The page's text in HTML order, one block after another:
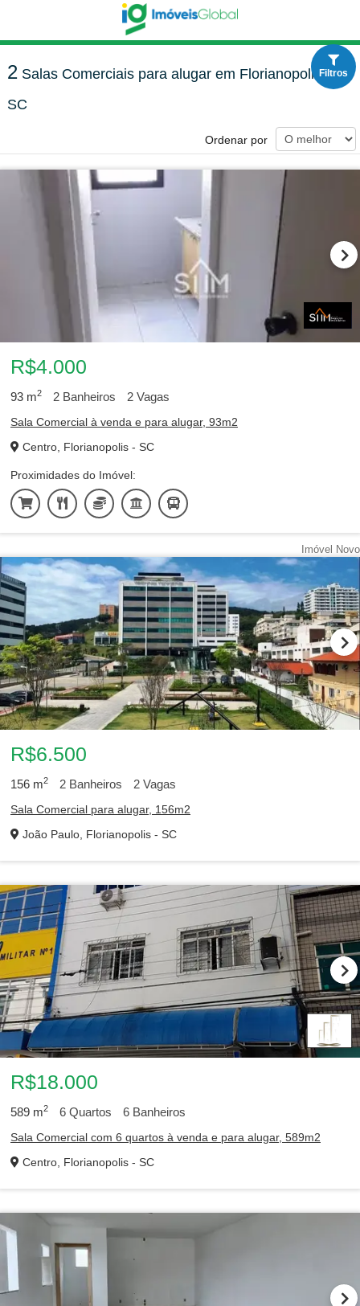
2Salas Comerciais para alugar em Florianopolis -
SC
Ordenar por
R$4.000
93 m2 2 Banheiros 2 Vagas
Sala Comercial à venda e para alugar, 93m2
Centro, Florianopolis - SC
Proximidades do Imóvel:
Imóvel Novo
R$6.500
156 m2 2 Banheiros 2 Vagas
Sala Comercial para alugar, 156m2
João Paulo, Florianopolis - SC
R$18.000
589 m2 6 Quartos 6 Banheiros
Sala Comercial com 6 quartos à venda e para alugar, 589m2
Centro, Florianopolis - SC
Filtros